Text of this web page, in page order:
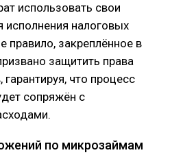
использовать свои
исполнения налоговых
правило, закреплённое в
защитить права
что процесс
сопряжён с
по микрозаймам